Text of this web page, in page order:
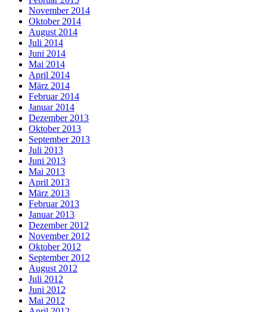
November 2014
Oktober 2014
August 2014
Juli 2014
Juni 2014
Mai 2014
April 2014
März 2014
Februar 2014
Januar 2014
Dezember 2013
Oktober 2013
September 2013
Juli 2013
Juni 2013
Mai 2013
April 2013
März 2013
Februar 2013
Januar 2013
Dezember 2012
November 2012
Oktober 2012
September 2012
August 2012
Juli 2012
Juni 2012
Mai 2012